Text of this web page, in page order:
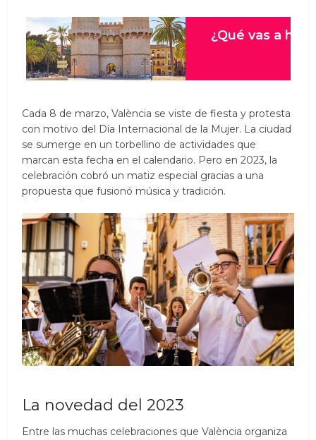
Cada 8 de marzo, València se viste de fiesta y protesta
con motivo del Día Internacional de la Mujer. La ciudad
se sumerge en un torbellino de actividades que
marcan esta fecha en el calendario. Pero en 2023, la
celebración cobró un matiz especial gracias a una
propuesta que fusionó música y tradición.
La novedad del 2023
Entre las muchas celebraciones que València organiza